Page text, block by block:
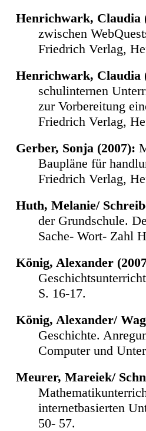
Henrichwark, Claudia
zwischen
Friedrich Verlag,
Henrichwark, Claudia
schulinternen
zur Vorbereitung
Friedrich Verlag,
Gerber, Sonja (2007):
Baupläne für
Friedrich Verlag,
Huth, Melanie/
der Grundschule.
Sache- Wort- Zahl
König, Alexander
S. 16-17.
König, Alexander/
Geschichte.
Computer und
Meurer, Mareiek/
internetbasierten
50- 57.